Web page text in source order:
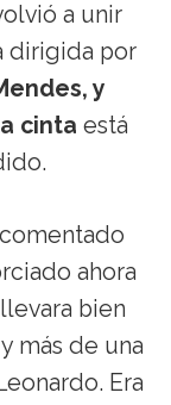
a unir
dirigida por
y
cinta está
ahora
bien
más de una
Era